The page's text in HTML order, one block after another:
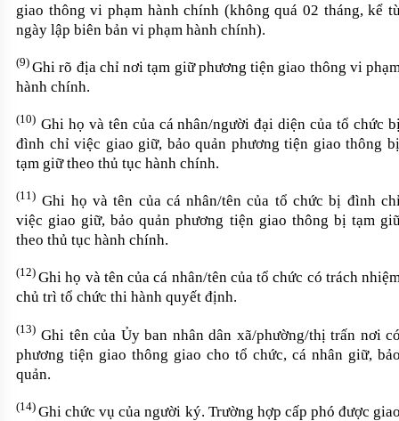
giao thôngvi phạm hành chính (không quá 02 tháng, kể
ngày lập biên bản vi phạm hành chính).
(9) Ghi rõ địa chỉ nơi tạm giữ phương tiện giao thông vi
hành chính.
(10) Ghi họ và tên của cá nhân/người đại diện của tổ chức
đình chỉ việc giao giữ, bảo quản phương tiện giao thông bị
tạm giữ theo thủ tục hành chính.
(11) Ghi họ và tên của cá nhân/tên của tổ chức bị đình
việc giao giữ, bảo quản phương tiện giao thông bị tạm
theo thủ tục hành chính.
(12) Ghi họ và tên của cá nhân/tên của tổ chức có trách
chủ trì tổ chức thi hành quyết định.
(13) Ghi tên của Ủy ban nhân dân xã/phường/thị trấn nơi
phương tiện giao thông giao cho tổ chức, cá nhân giữ,
quản.
(14) Ghi chức vụ của người ký. Trường hợp cấp phó được